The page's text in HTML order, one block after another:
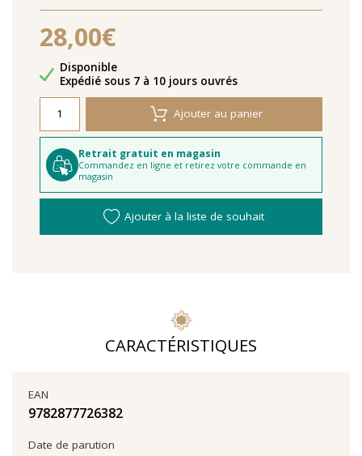
28,00€
Disponibilité
Disponible
Délais de livraison
Expédié sous 7 à 10 jours ouvrés
Ajouter au panier
Retrait gratuit en magasin
Commandez en ligne et retirez votre commande en
magasin
Ajouter à la liste de souhait
CARACTÉRISTIQUES
EAN
9782877726382
Date de parution